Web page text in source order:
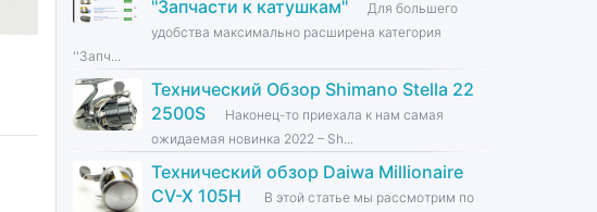
''Запчасти к катушкам''
Для большего
удобства максимально расширена категория
''Запч...
Технический Обзор Shimano Stella 22
2500S
Наконец-то приехала к нам самая
ожидаемая новинка 2022 – Sh...
Технический обзор Daiwa Millionaire
CV-X 105H
В этой статье мы рассмотрим по